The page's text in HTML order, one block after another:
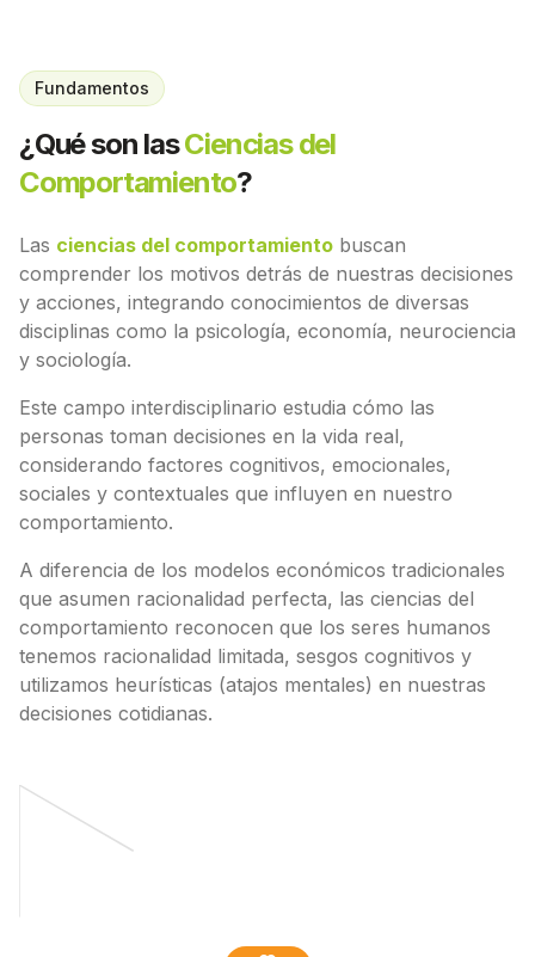
Fundamentos
¿Qué son lasCiencias del
Comportamiento?
Las ciencias del comportamiento buscan
comprender los motivos detrás de nuestras decisiones
y acciones, integrando conocimientos de diversas
disciplinas como la psicología, economía, neurociencia
y sociología.
Este campo interdisciplinario estudia cómo las
personas toman decisiones en la vida real,
considerando factores cognitivos, emocionales,
sociales y contextuales que influyen en nuestro
comportamiento.
A diferencia de los modelos económicos tradicionales
que asumen racionalidad perfecta, las ciencias del
comportamiento reconocen que los seres humanos
tenemos racionalidad limitada, sesgos cognitivos y
utilizamos heurísticas (atajos mentales) en nuestras
decisiones cotidianas.